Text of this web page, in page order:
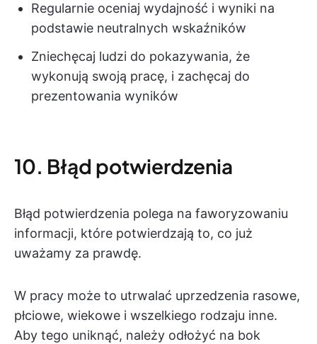
Regularnie oceniaj wydajność i wyniki na
podstawie neutralnych wskaźników
Zniechęcaj ludzi do pokazywania, że
wykonują swoją pracę, i zachęcaj do
prezentowania wyników
10. Błąd potwierdzenia
Błąd potwierdzenia polega na faworyzowaniu
informacji, które potwierdzają to, co już
uważamy za prawdę.
W pracy może to utrwalać uprzedzenia rasowe,
płciowe, wiekowe i wszelkiego rodzaju inne.
Aby tego uniknąć, należy odłożyć na bok